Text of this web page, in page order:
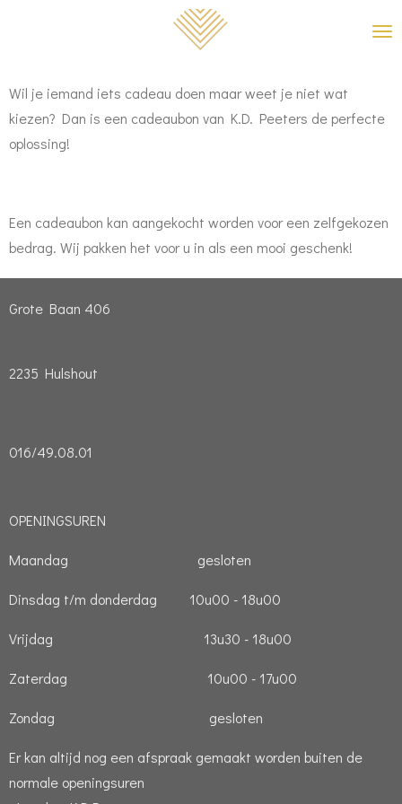
de
hoofdinhoud
Wil je iemand iets cadeau doen maar weet je niet wat
kiezen? Dan is een cadeaubon van K.D. Peeters de perfecte
oplossing!
Een cadeaubon kan aangekocht worden voor een zelfgekozen
bedrag. Wij pakken het voor u in als een mooi geschenk!
Grote Baan 406
2235 Hulshout
016/49.08.01
OPENINGSUREN
Maandag gesloten
Dinsdag t/m donderdag 10u00 - 18u00
Vrijdag 13u30 - 18u00
Zaterdag 10u00 - 17u00
Zondag gesloten
Er kan altijd nog een afspraak gemaakt worden buiten de
normale openingsuren